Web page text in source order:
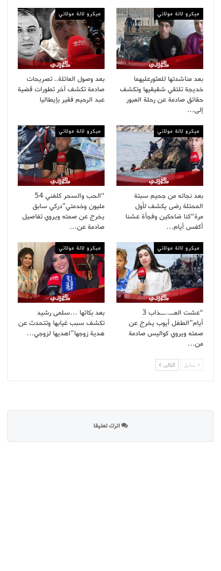
ميكرو لالة مولاتي
بعد مناشدتها للعثورعليهما
خديجة تلتقي شقيقيها وتكشف
حقائق صادمة عن رحلة العبور
إلى…
ميكرو لالة مولاتي
بعد وصول العائلة.. تصريحات
صادمة تكشف آخر تطورات قضية
عبد الرحيم فقير بإيطاليا
ميكرو لالة مولاتي
بعد نجاته من جحيم سبتة
المحتلة رضى يكشف لأول
مرة“كنا ضاحكين وفجأة عشنا
أكفس أيام…
ميكرو لالة مولاتي
“الحب والسحر كلفني 54
مليون وخدمتي”دركي سابق
يخرج عن صمته ويروي تفاصيل
صادمة عن…
ميكرو لالة مولاتي
“عشت العــ..ــذاب 3
أيام”الطفل أيوب يخرج عن
صمته ويروي كواليس صادمة
من…
ميكرو لالة مولاتي
بعد بكائها …سلمى رشيد
تكشف سبب غيابها وتتحدث عن
هدية زوجها”اهديها لزوجي…
سابق التالى
اترك تعليقا